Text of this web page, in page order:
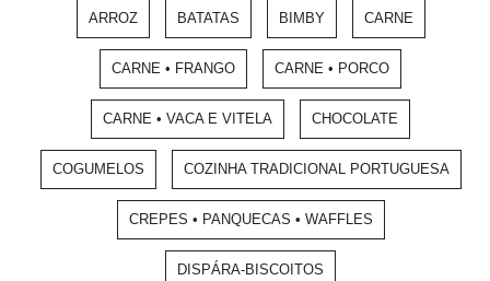
ARROZ BATATAS BIMBY CARNE
CARNE • FRANGO CARNE • PORCO
CARNE • VACA E VITELA CHOCOLATE
COGUMELOS COZINHA TRADICIONAL PORTUGUESA
CREPES • PANQUECAS • WAFFLES
DISPÁRA-BISCOITOS